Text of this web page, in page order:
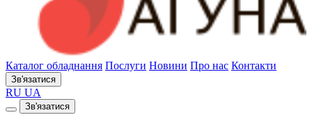
Каталог обладнання Послуги Новини Про нас Контакти
Зв'язатися
RU UA
Зв'язатися